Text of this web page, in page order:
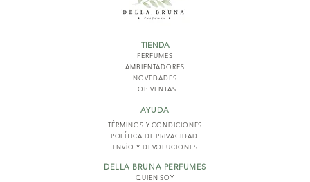
TIENDA
PERFUMES
AMBIENTADORES
NOVEDADES
TOP VENTAS
AYUDA
TÉRMINOS Y CONDICIONES
POLÍTICA DE PRIVACIDAD
ENVÍO Y DEVOLUCIONES
DELLA BRUNA PERFUMES
QUIEN SOY